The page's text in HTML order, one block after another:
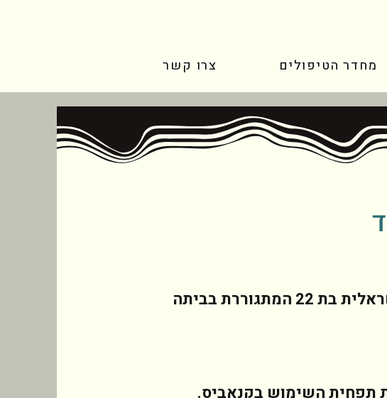
מחדר הטיפולים צרו קשר
העבודה מיועדת לאנשים נבונים שיכולים ללוות בחורה ישראלית בת 22 המתגוררת בביתה
תפחית השימוש בקנאביס.